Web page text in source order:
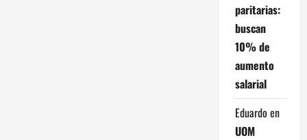
paritarias:
buscan
10% de
aumento
salarial
Eduardo en
UOM